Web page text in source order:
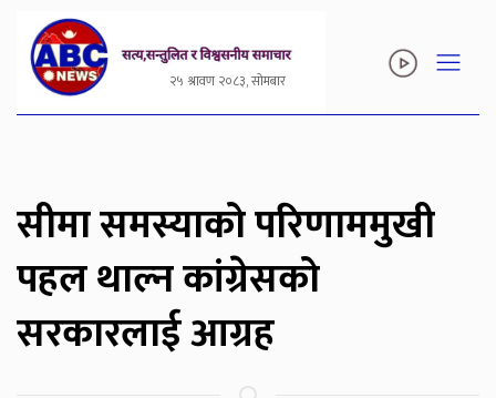
२५ श्रावण २०८३, सोमबार
सीमा समस्याको परिणाममुखी
पहल थाल्न कांग्रेसको
सरकारलाई आग्रह